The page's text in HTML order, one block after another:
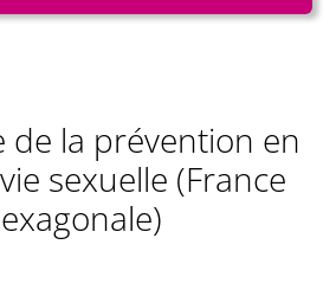
de la prévention en
sexuelle (France